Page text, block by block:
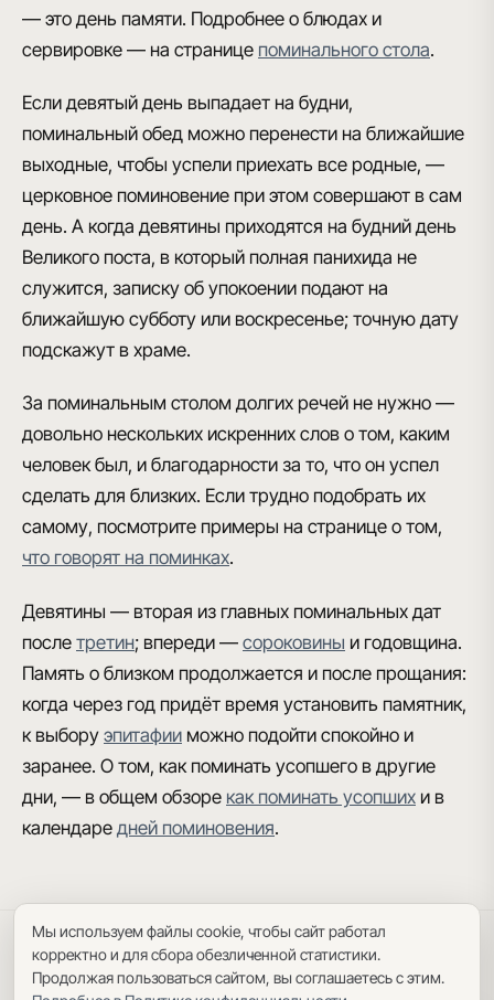
— это день памяти. Подробнее о блюдах и
сервировке — на странице поминального стола.
Если девятый день выпадает на будни,
поминальный обед можно перенести на ближайшие
выходные, чтобы успели приехать все родные, —
церковное поминовение при этом совершают в сам
день. А когда девятины приходятся на будний день
Великого поста, в который полная панихида не
служится, записку об упокоении подают на
ближайшую субботу или воскресенье; точную дату
подскажут в храме.
За поминальным столом долгих речей не нужно —
довольно нескольких искренних слов о том, каким
человек был, и благодарности за то, что он успел
сделать для близких. Если трудно подобрать их
самому, посмотрите примеры на странице о том,
что говорят на поминках.
Девятины — вторая из главных поминальных дат
после третин; впереди — сороковины и годовщина.
Память о близком продолжается и после прощания:
когда через год придёт время установить памятник,
к выбору эпитафии можно подойти спокойно и
заранее. О том, как поминать усопшего в другие
дни, — в общем обзоре как поминать усопших и в
календаре дней поминовения.
Политика конфиденциальности Пользовательское соглашение
Карта сайта
Мы используем файлы cookie, чтобы сайт работал
корректно и для сбора обезличенной статистики.
Продолжая пользоваться сайтом, вы соглашаетесь с этим.